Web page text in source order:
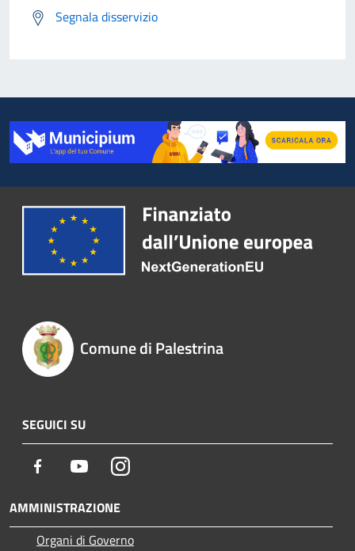
Segnala disservizio
Comune di Palestrina
SEGUICI SU
Facebook YoutubeInstagram
AMMINISTRAZIONE
Organi di Governo